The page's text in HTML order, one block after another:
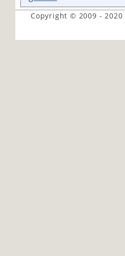
Copyright © 2009 - 2020